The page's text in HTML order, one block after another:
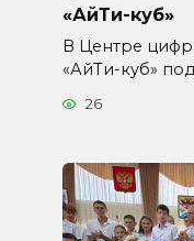
«АйТи-куб»
В Центре
«АйТи-куб»
26